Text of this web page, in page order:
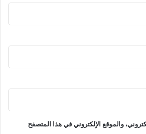
والموقع الإلكتروني في هذا المتصفح